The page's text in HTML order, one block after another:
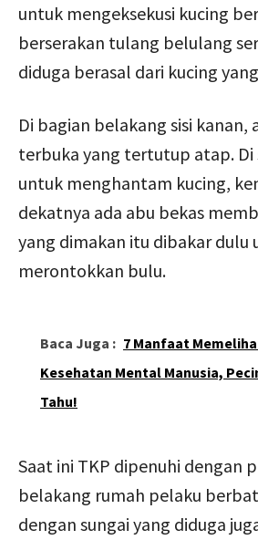
untuk mengeksekusi kucing
berserakan tulang belulang
diduga berasal dari kucing
Di bagian belakang sisi kanan,
terbuka yang tertutup atap. Di
untuk menghantam kucing,
dekatnya ada abu bekas
yang dimakan itu dibakar dulu
merontokkan bulu.
Baca Juga : 7 Manfaat
Kesehatan Mental Manusia,
Tahu!
Saat ini TKP dipenuhi dengan
belakang rumah pelaku
dengan sungai yang diduga